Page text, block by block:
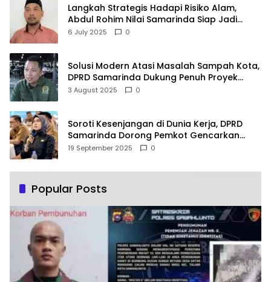
Langkah Strategis Hadapi Risiko Alam,
Abdul Rohim Nilai Samarinda Siap Jadi
Pusat Logistik Bencana Kalimantan
6 July 2025 0
Solusi Modern Atasi Masalah Sampah Kota,
DPRD Samarinda Dukung Penuh Proyek
PLTSA
3 August 2025 0
Soroti Kesenjangan di Dunia Kerja, DPRD
Samarinda Dorong Pemkot Gencarkan
Pemberdayaan Perempuan
19 September 2025 0
Popular Posts